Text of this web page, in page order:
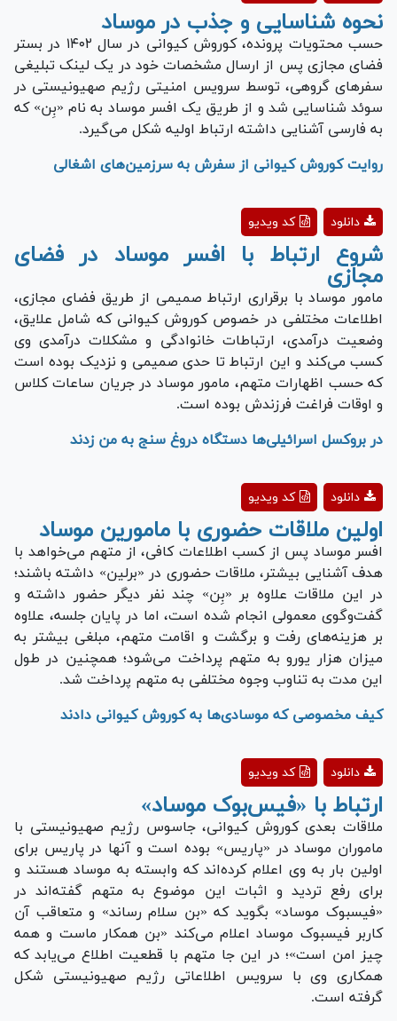
Video
نحوه شناسایی و جذب در موساد
حسب محتویات پرونده، کوروش کیوانی در سال ۱۴۰۲ در بستر
فضای مجازی پس از ارسال مشخصات خود در یک لینک تبلیغی
سفر‌های گروهی، توسط سرویس امنیتی رژیم صهیونیستی در
سوئد شناسایی شد و از طریق یک افسر موساد به نام «بِن» که
به فارسی آشنایی داشته ارتباط اولیه شکل می‌گیرد.
روایت کوروش کیوانی از سفرش به سرزمین‌های اشغالی
Play
Video
کد ویدیو دانلود
شروع ارتباط با افسر موساد در فضای
مجازی
مامور موساد با برقراری ارتباط صمیمی از طریق فضای مجازی،
اطلاعات مختلفی در خصوص کوروش کیوانی که شامل علایق،
وضعیت درآمدی، ارتباطات خانوادگی و مشکلات درآمدی وی
کسب می‌کند و این ارتباط تا حدی صمیمی و نزدیک بوده است
که حسب اظهارات متهم، مامور موساد در جریان ساعات کلاس
و اوقات فراغت فرزندش بوده است.
در بروکسل اسرائیلی‌ها دستگاه دروغ سنج به من زدند
Play
Video
کد ویدیو دانلود
اولین ملاقات حضوری با مامورین موساد
افسر موساد پس از کسب اطلاعات کافی، از متهم می‌خواهد با
هدف آشنایی بیشتر، ملاقات حضوری در «برلین» داشته باشند؛
در این ملاقات علاوه بر «بِن» چند نفر دیگر حضور داشته و
گفت‌وگوی معمولی انجام شده است، اما در پایان جلسه، علاوه
بر هزینه‌های رفت و برگشت و اقامت متهم، مبلغی بیشتر به
میزان هزار یورو به متهم پرداخت می‌شود؛ همچنین در طول
این مدت به تناوب وجوه مختلفی به متهم پرداخت شد.
کیف مخصوصی که موسادی‌ها به کوروش کیوانی دادند
Play
Video
کد ویدیو دانلود
ارتباط با «فیس‌بوک موساد»
ملاقات بعدی کوروش کیوانی، جاسوس رژیم صهیونیستی با
ماموران موساد در «پاریس» بوده است و آنها در پاریس برای
اولین بار به وی اعلام کرده‌اند که وابسته به موساد هستند و
برای رفع تردید و اثبات این موضوع به متهم گفته‌اند در
«فیسبوک موساد» بگوید که «بن سلام رساند» و متعاقب آن
کاربر فیسبوک موساد اعلام می‌کند «بن همکار ماست و همه
چیز امن است»؛ در این جا متهم با قطعیت اطلاع می‌یابد که
همکاری وی با سرویس اطلاعاتی رژیم صهیونیستی شکل
گرفته است.